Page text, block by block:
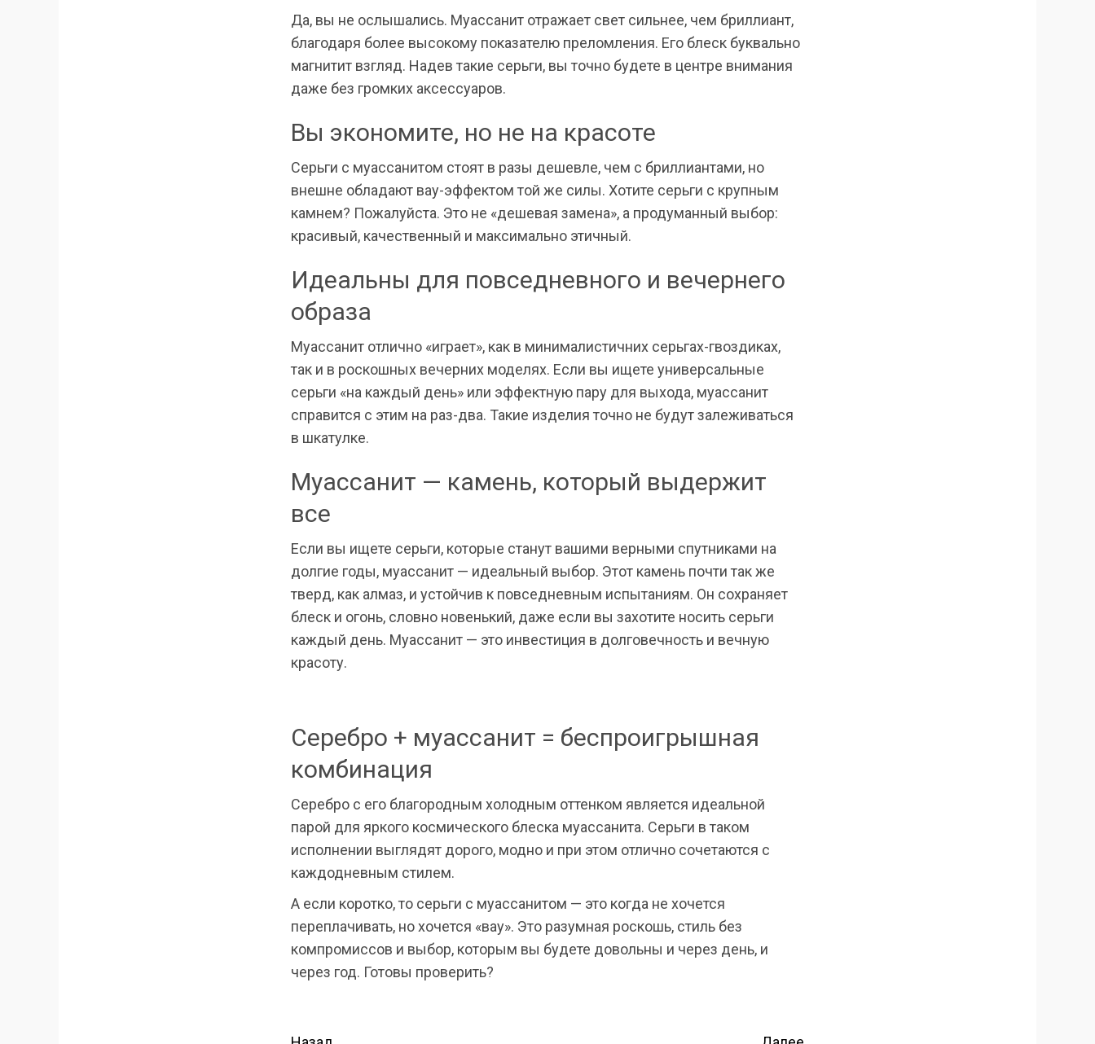
Да, вы не ослышались. Муассанит отражает свет сильнее, чем бриллиант,
благодаря более высокому показателю преломления. Его блеск буквально
магнитит взгляд. Надев такие серьги, вы точно будете в центре внимания
даже без громких аксессуаров.
Вы экономите, но не на красоте
Серьги с муассанитом стоят в разы дешевле, чем с бриллиантами, но
внешне обладают вау-эффектом той же силы. Хотите серьги с крупным
камнем? Пожалуйста. Это не «дешевая замена», а продуманный выбор:
красивый, качественный и максимально этичный.
Идеальны для повседневного и вечернего
образа
Муассанит отлично «играет», как в минималистичних серьгах-гвоздиках,
так и в роскошных вечерних моделях. Если вы ищете универсальные
серьги «на каждый день» или эффектную пару для выхода, муассанит
справится с этим на раз-два. Такие изделия точно не будут залеживаться
в шкатулке.
Муассанит — камень, который выдержит
все
Если вы ищете серьги, которые станут вашими верными спутниками на
долгие годы, муассанит — идеальный выбор. Этот камень почти так же
тверд, как алмаз, и устойчив к повседневным испытаниям. Он сохраняет
блеск и огонь, словно новенький, даже если вы захотите носить серьги
каждый день. Муассанит — это инвестиция в долговечность и вечную
красоту.
Серебро + муассанит = беспроигрышная
комбинация
Серебро с его благородным холодным оттенком является идеальной
парой для яркого космического блеска муассанита. Серьги в таком
исполнении выглядят дорого, модно и при этом отлично сочетаются с
каждодневным стилем.
А если коротко, то серьги с муассанитом — это когда не хочется
переплачивать, но хочется «вау». Это разумная роскошь, стиль без
компромиссов и выбор, которым вы будете довольны и через день, и
через год. Готовы проверить?